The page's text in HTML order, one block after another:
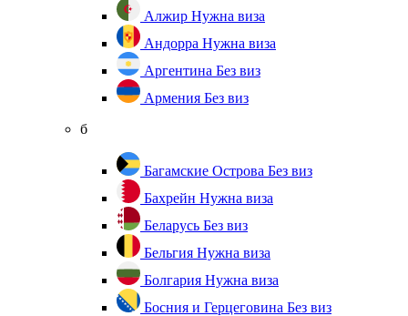
Алжир Нужна виза
Андорра Нужна виза
Аргентина Без виз
Армения Без виз
б
Багамские Острова Без виз
Бахрейн Нужна виза
Беларусь Без виз
Бельгия Нужна виза
Болгария Нужна виза
Босния и Герцеговина Без виз